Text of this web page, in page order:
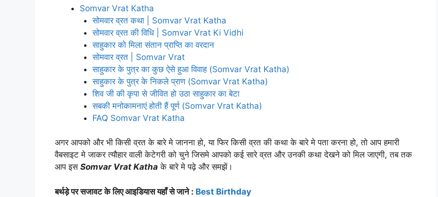
Somvar Vrat Katha
सोमवार व्रत कथा | Somvar Vrat Katha
सोमवार व्रत की विधि | Somvar Vrat Ki Vidhi
साहुकार को मिला संतान प्राप्ति का वरदान
सोमवार व्रत | Somvar Vrat
साहुकार के पुत्र का कुछ ऐसे हुआ विवाह (Somvar Vrat Katha)
साहुकार के पुत्र के निकले प्राण (Somvar Vrat Katha)
शिव जी की कृपा से जीवित हो उठा साहुकार का बेटा
सबकी मनोकामनाएं होती हैं पूर्ण (Somvar Vrat Katha)
FAQ Somvar Vrat Katha
अगर आपको और भी किसी व्रत के बारे मे जानना हो, या फिर किसी व्रत की कथा के बारे मे पता करना हो, तो आप हमारी
वैबसाइट मे जाकर त्यौहार वाली केटेगरी को चुने जिसमे आपको कई सारे व्रत और उनकी कथा देखने को मिल जाएगी, तब तक
आप इस Somvar Vrat Katha के बारे मे पढ़े और समझें।
बर्थड़े पर सजावट के लिए आइडियास यहाँ से जाने : Best Birthday